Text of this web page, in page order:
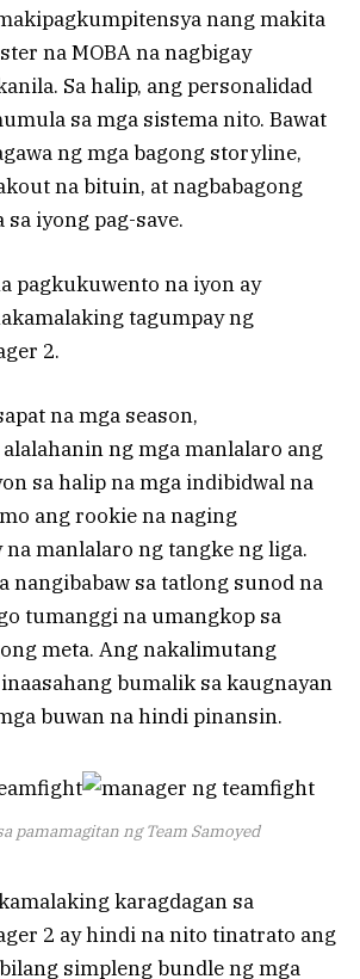
nang makita
na MOBA na nagbigay
Sa halip, ang personalidad
sa mga sistema nito. Bawat
ng mga bagong storyline,
na bituin, at nagbabagong
sa iyong pag-save.
pagkukuwento na iyon ay
tagumpay ng
2.
na mga season,
ng mga manlalaro ang
sa halip na mga indibidwal na
ang rookie na naging
manlalaro ng tangke ng liga.
nangibabaw sa tatlong sunod na
tumanggi na umangkop sa
meta. Ang nakalimutang
bumalik sa kaugnayan
buwan na hindi pinansin.
pamamagitan ng Team Samoyed
karagdagan sa
2 ay hindi na nito tinatrato ang
simpleng bundle ng mga